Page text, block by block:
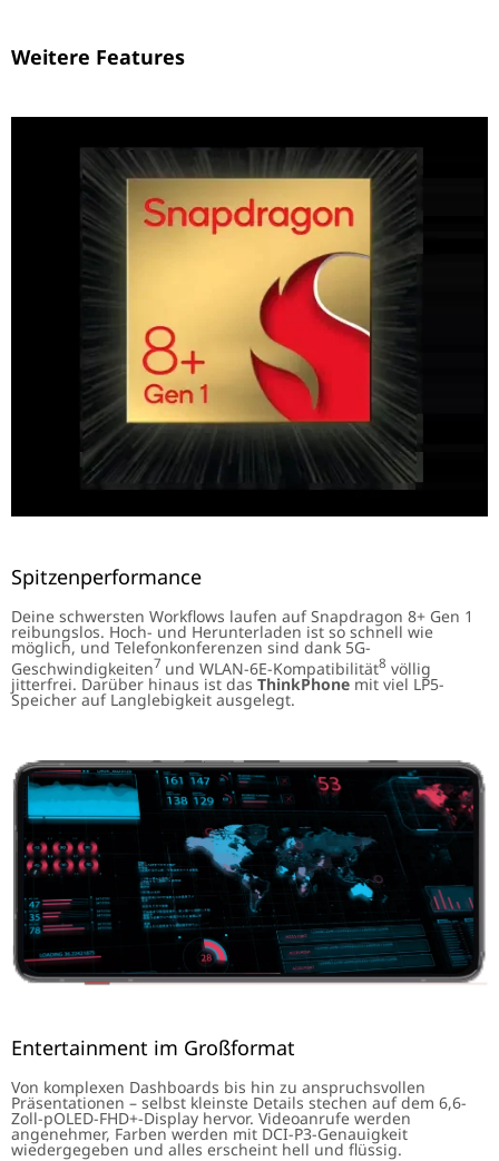
Weitere Features
Spitzenperformance
Deine schwersten Workflows laufen auf Snapdragon 8+ Gen 1
reibungslos. Hoch- und Herunterladen ist so schnell wie
möglich, und Telefonkonferenzen sind dank 5G-
Geschwindigkeiten7 und WLAN-6E-Kompatibilität8 völlig
jitterfrei. Darüber hinaus ist das ThinkPhone mit viel LP5-
Speicher auf Langlebigkeit ausgelegt.
Entertainment im Großformat
Von komplexen Dashboards bis hin zu anspruchsvollen
Präsentationen – selbst kleinste Details stechen auf dem 6,6-
Zoll-pOLED-FHD+-Display hervor. Videoanrufe werden
angenehmer, Farben werden mit DCI-P3-Genauigkeit
wiedergegeben und alles erscheint hell und flüssig.